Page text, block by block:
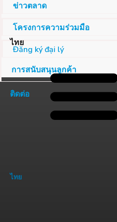
ไทย
ไทย
ข่าวตลาด
โครงการความร่วมมือ
Đăng ký đại lý
การสนับสนุนลูกค้า
ติดต่อ